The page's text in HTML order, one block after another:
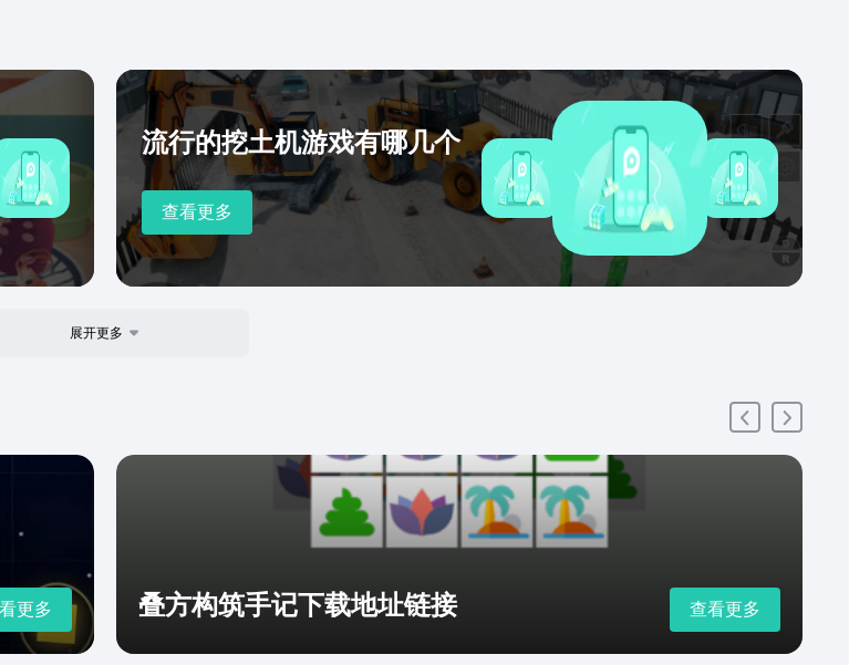
许多年的儿童教育经验，创造了激励式的学习方法，给孩子们订制了专属的任务，只为了给家长
增加学习知识。总结：整体下来，小编觉得这款游戏还是非常值得大家去体验的一款手机游戏，
里就结束了，以上就是小编给大家准备的2022兜兜龙下载安装教程，喜欢的小伙伴可以点击链接预
先预约下载的！
流行的挖土机游戏有哪几个
查看更多
展开更多
更多 叠方构筑手记下载地址链接 查看更多